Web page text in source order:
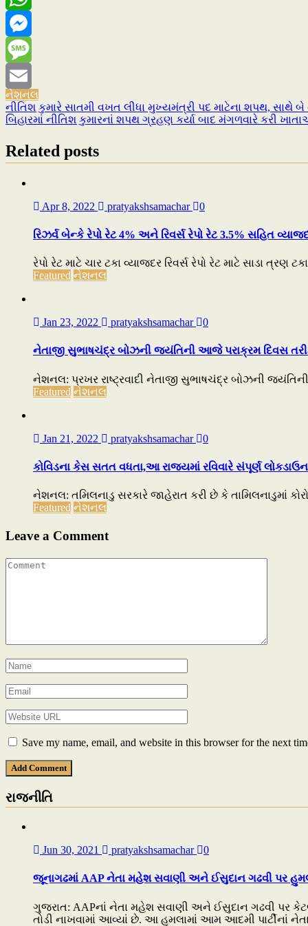
WhatsApp
Messenger
Message
Email
નેશનલ
Post
નીતિશ કુમારે સાતમી વખત લીધા મુખ્યમંત્રી પદ માટેના શપથ,
બિહારમાં નીતિશ કુમારનાં શપથ ગ્રહણ કર્યા બાદ મંગળવારે કરી
Related posts
Apr 8, 2022 pratyakshsamachar 0
રિઝર્વ બેન્કે રેપો રેટ 4% અને રિવર્સ રેપો રેટ 3.5% સહિત
રેપો રેટ માટે ચાર ટકા વ્યાજદર રિવર્સ રેપો રેટ માટે સાડા ત્રણ
Featured નેશનલ
Jan 23, 2022 pratyakshsamachar 0
નેતાજી સુભાષચંદ્ર બોઝની જયંતિની આજે પરાક્રમ દિવસ
નેશનલ: પ્રખર રાષ્ટ્રવાદી નેતાજી સુભાષચંદ્ર બોઝની
Featured નેશનલ
Jan 21, 2022 pratyakshsamachar 0
કોવિડના કેસ સતત વધતા,આ રાજ્યમાં રવિવારે સંપૂર્ણ
નેશનલ: તમિલનાડુ સરકારે જાહેરાત કરી છે કે તામિલનાડુમાં
Featured નેશનલ
Leave a Comment
Save my name, email, and website in this browser for the next
રાજનીતિ
Jun 30, 2021 pratyakshsamachar 0
જૂનાગઢમાં AAP નેતા મહેશ સવાણી અને ઈસુદાન ગઢવી પર
ગુજરાત: AAPનાં નેતા મહેશ સવાણી અને ઈસુદાન ગઢવી પર
તોડી નાખવામાં આવ્યાં છે. આ હુમલામાં આમ આદમી પાર્ટીનાં